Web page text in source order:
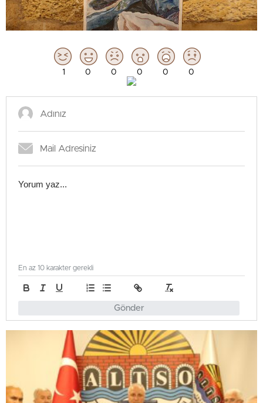
1 0 0 0 0 0
Gönder
En az 10 karakter gerekli